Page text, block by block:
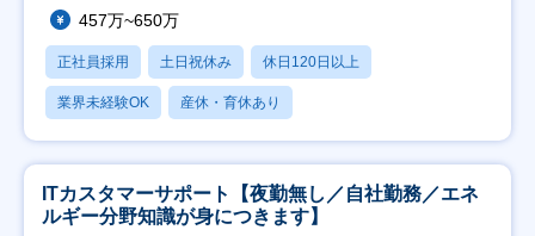
457万~650万
正社員採用 土日祝休み 休日120日以上
業界未経験OK 産休・育休あり
ITカスタマーサポート【夜勤無し／自社勤務／エネ
ルギー分野知識が身につきます】